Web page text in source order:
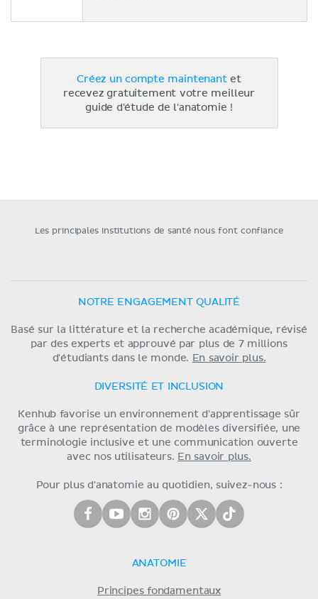
Créez un compte maintenantet
recevez gratuitement votre meilleur
guide d'étude de l'anatomie !
Les principales institutions de santé nous font confiance
NOTRE ENGAGEMENT QUALITÉ
Basé sur la littérature et la recherche académique, révisé
par des experts et approuvé par plus de 7 millions
d'étudiants dans le monde. En savoir plus.
DIVERSITÉ ET INCLUSION
Kenhub favorise un environnement d'apprentissage sûr
grâce à une représentation de modèles diversifiée, une
terminologie inclusive et une communication ouverte
avec nos utilisateurs. En savoir plus.
Pour plus d'anatomie au quotidien, suivez-nous :
ANATOMIE
Principes fondamentaux